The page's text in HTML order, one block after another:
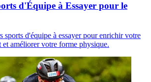
d'Équipe à Essayer pour le
sports d'équipe à essayer pour enrichir votre
améliorer votre forme physique.